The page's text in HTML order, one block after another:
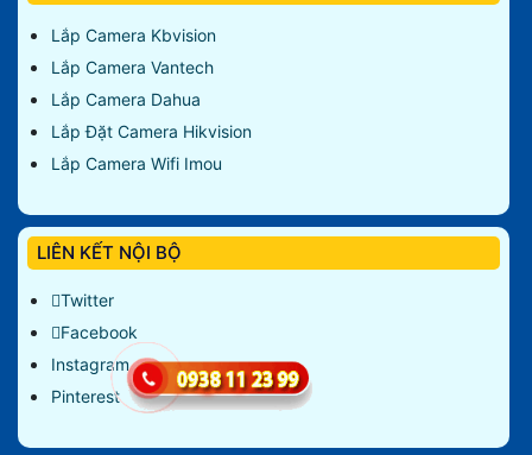
Lắp Camera Kbvision
Lắp Camera Vantech
Lắp Camera Dahua
Lắp Đặt Camera Hikvision
Lắp Camera Wifi Imou
LIÊN KẾT NỘI BỘ
Twitter
Facebook
Instagram
Pinterest